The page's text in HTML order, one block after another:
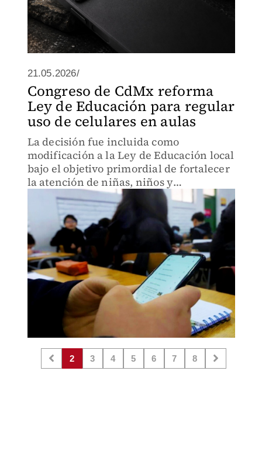
21.05.2026/
Congreso de CdMx reforma
Ley de Educación para regular
uso de celulares en aulas
La decisión fue incluida como
modificación a la Ley de Educación local
bajo el objetivo primordial de fortalecer
la atención de niñas, niños y
adolescentes en las aulas.
2 3 4 5 6 7 8